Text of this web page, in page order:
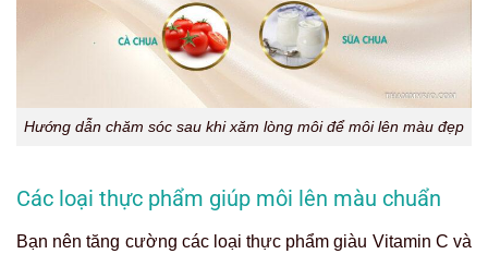
Hướng dẫn chăm sóc sau khi xăm lòng môi để môi lên màu đẹp
Các loại thực phẩm giúp môi lên màu chuẩn
Bạn nên tăng cường các loại thực phẩm giàu Vitamin C và